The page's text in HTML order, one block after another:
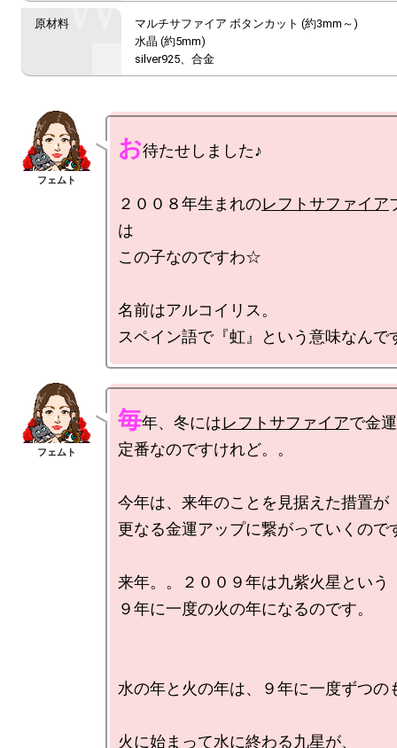
マルチサファイア ボタンカット (約3mm～)
水晶 (約5mm)
silver925、合金
お待たせしました♪
２００８年生まれのレフトサファイア
は
この子なのですわ☆
名前はアルコイリス。
毎年、冬にはレフトサファイアで金
定番なのですけれど。。
今年は、来年のことを見据えた措置が
更なる金運アップに繋がっていくので
来年。。２００９年は九紫火星という
９年に一度の火の年になるのです。
水の年と火の年は、９年に一度ずつの
火に始まって水に終わる九星が、